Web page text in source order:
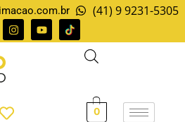
(41) 9 9231-5305
0